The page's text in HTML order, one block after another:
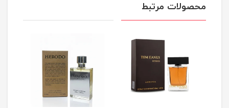
محصولات مرتبط